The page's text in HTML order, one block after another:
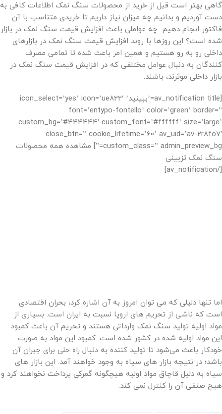
گاهی بهتر است قبل از خرید از محصولات سنگ نمک اطلاعات کافی به
دست آوردیم و بدانیم چه میزان نیاز داریم تا خریدی متناسب با آن
فاکتور انجام دهیم چه عواملی باعث افزایش قیمت سنگ نمک در بازار
شده است؟ این روزها با روند افزایش قیمت سنگ نمک در بازارهای
داخلی رو به رو هستیم و همین امر باعث شده تا تمامی مصرف
کنندگان به دنبال عوامل مختلفی که در افزایش قیمت سنگ نمک در
بازار داخلی موثرند، باشند.
[av_notification title=’ببینید’ icon_select=’yes’ icon=’ue822′
font=’entypo-fontello’ color=’green’ border=”
custom_bg=’#444444′ custom_font=’#ffffff’ size=’large’
close_btn=” cookie_lifetime=’60’ av_uid=’av-2r8fo7′
custom_class=” admin_preview_bg=”]
مشاهده همه محصولات
سنگ نمک تزیینی
[/av_notification]
اما تنها دلیلی که می توان امروز به آن اشاره کرد، بحران اقتصادی
است که ناشی از تحریم های اروپا نسبت به ایران است. بسیاری از
مواد اولیه تولید سنگ نمک وارداتی هستند و تحریم آن باعث کمبود
این مواد اولیه شده در کشور شده است. کمبود این مواد به صورت
خودکار باعث می‌شود تا تولید کننده به دنبال راه حلی برای جبران آن
باشد؛ در نتیجه بازار های سیاه به وجود خواهند آمد. این بازار های
سیاه به دلیل قاچاق مواد اولیه هیچگونه گمرکی پرداخت نخواهند کرد و
هیچ صنفی آن را کنترل نمی کند.